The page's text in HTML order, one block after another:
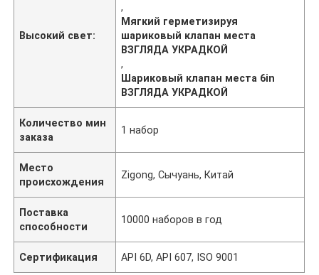
Высокий свет:
,
Мягкий герметизируя
шариковый клапан места
ВЗГЛЯДА УКРАДКОЙ
,
Шариковый клапан места 6in
ВЗГЛЯДА УКРАДКОЙ
Количество мин
заказа
1 набор
Место
происхождения
Zigong, Сычуань, Китай
Поставка
способности
10000 наборов в год
Сертификация API 6D, API 607, ISO 9001